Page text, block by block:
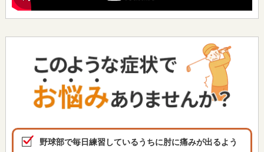
野球部で毎日練習しているうちに肘に痛みが出るよう